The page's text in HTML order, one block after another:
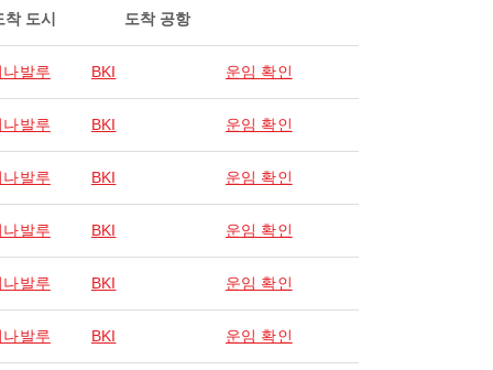
착 도시 도착 공항
나발루 BKI 운임 확인
나발루 BKI 운임 확인
나발루 BKI 운임 확인
나발루 BKI 운임 확인
나발루 BKI 운임 확인
나발루 BKI 운임 확인